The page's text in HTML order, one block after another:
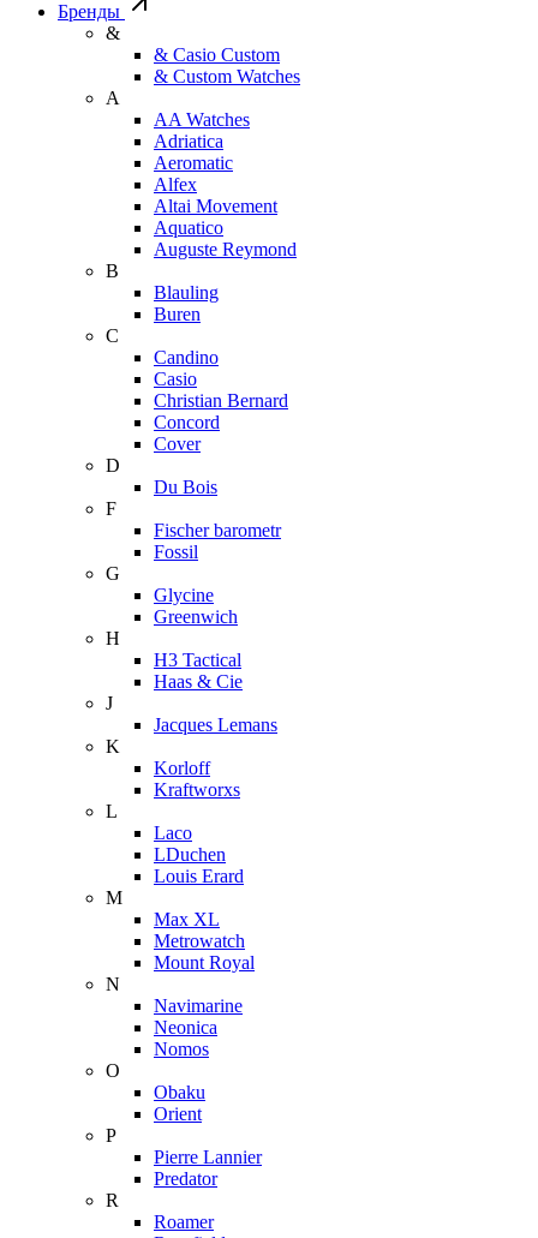
Бренды
&
& Casio Custom
& Custom Watches
A
AA Watches
Adriatica
Aeromatic
Alfex
Altai Movement
Aquatico
Auguste Reymond
B
Blauling
Buren
C
Candino
Casio
Christian Bernard
Concord
Cover
D
Du Bois
F
Fischer barometr
Fossil
G
Glycine
Greenwich
H
H3 Tactical
Haas & Cie
J
Jacques Lemans
K
Korloff
Kraftworxs
L
Laco
LDuchen
Louis Erard
M
Max XL
Metrowatch
Mount Royal
N
Navimarine
Neonica
Nomos
O
Obaku
Orient
P
Pierre Lannier
Predator
R
Roamer